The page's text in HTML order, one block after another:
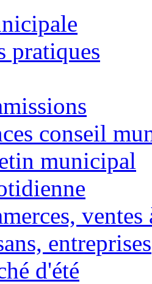
pratiques
conseil
municipal
ventes
entreprises
d'été